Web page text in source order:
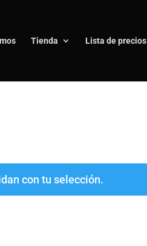
Tienda Lista de precios
con tu selección.